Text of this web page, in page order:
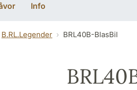
Info
B.RL.Legender BRL40B-BlasBil